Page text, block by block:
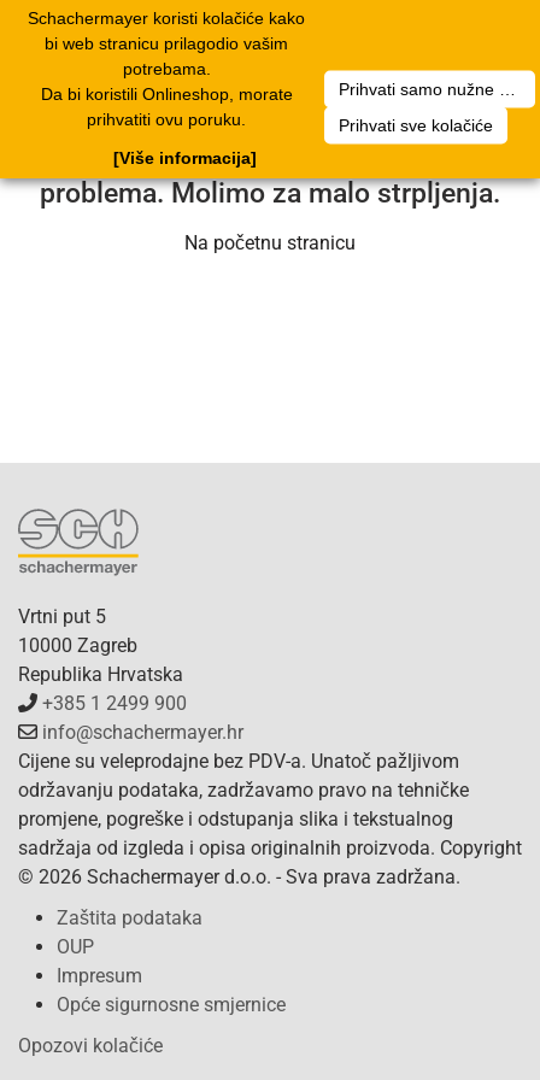
Schachermayer koristi kolačiće kako
bi web stranicu prilagodio vašim
potrebama.
Da bi koristili Onlineshop, morate
prihvatiti ovu poruku.
Prihvati sve kolačiće
[Više informacija]
Nažalost, došlo je do pogreške. Naš
servisni tim radi na rješavanju
problema. Molimo za malo strpljenja.
Na početnu stranicu
Vrtni put 5
10000 Zagreb
Republika Hrvatska
+385 1 2499 900
info@schachermayer.hr
Cijene su veleprodajne bez PDV-a. Unatoč pažljivom
održavanju podataka, zadržavamo pravo na tehničke
promjene, pogreške i odstupanja slika i tekstualnog
sadržaja od izgleda i opisa originalnih proizvoda. Copyright
© 2026 Schachermayer d.o.o. - Sva prava zadržana.
Zaštita podataka
OUP
Impresum
Opće sigurnosne smjernice
Opozovi kolačiće